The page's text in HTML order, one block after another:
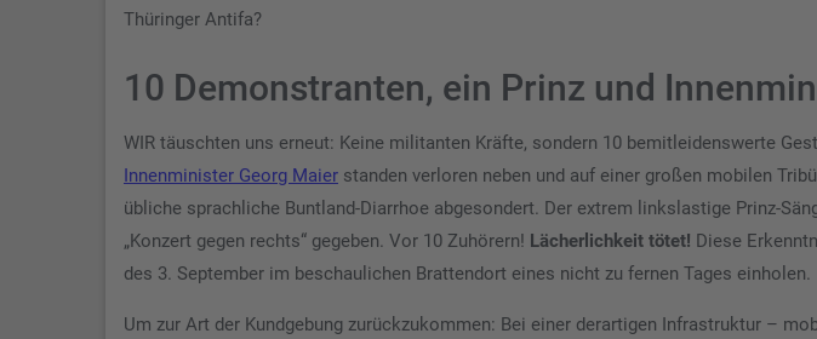
Thüringer Antifa?
10 Demonstranten, ein Prinz und
WIR täuschten uns erneut: Keine militanten Kräfte, sondern 10 bemitleidenswerte
Innenminister Georg Maier standen verloren neben und auf einer großen mobilen
übliche sprachliche Buntland-Diarrhoe abgesondert. Der extrem linkslastige Prinz-
„Konzert gegen rechts“ gegeben. Vor 10 Zuhörern! Lächerlichkeit tötet! Diese
des 3. September im beschaulichen Brattendort eines nicht zu fernen Tages einholen.
Um zur Art der Kundgebung zurückzukommen: Bei einer derartigen Infrastruktur –